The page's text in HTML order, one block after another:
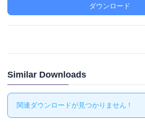
ダウンロード
Similar Downloads
関連ダウンロードが見つかりません !